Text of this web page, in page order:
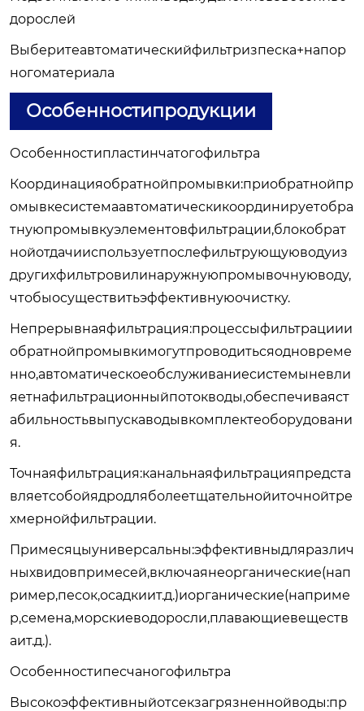
дорослей
Выберитеавтоматическийфильтризпеска+напор
ногоматериала
Особенностипродукции
Особенностипластинчатогофильтра
Координацияобратнойпромывки:приобратнойпр
омывкесистемаавтоматическикоординируетобра
тнуюпромывкуэлементовфильтрации,блокобрат
нойотдачииспользуетпослефильтрующуюводуиз
другихфильтровилинаружнуюпромывочнуюводу,
чтобыосуществитьэффективнуюочистку.
Непрерывнаяфильтрация:процессыфильтрациии
обратнойпромывкимогутпроводитьсяодновреме
нно,автоматическоеобслуживаниесистемыневли
яетнафильтрационныйпотокводы,обеспечиваяст
абильностьвыпускаводывкомплектеоборудовани
я.
Точнаяфильтрация:канальнаяфильтрацияпредста
вляетсобойядродляболеетщательнойиточнойтре
хмернойфильтрации.
Примесяцыуниверсальны:эффективныдляразлич
ныхвидовпримесей,включаянеорганические(нап
ример,песок,осадкиит.д.)иорганические(наприме
р,семена,морскиеводоросли,плавающиевеществ
аит.д.).
Особенностипесчаногофильтра
Высокоэффективныйотсекзагрязненнойводы:пр